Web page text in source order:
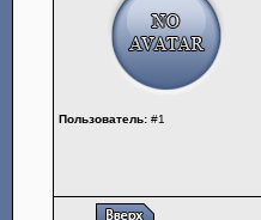
Пользователь: #1